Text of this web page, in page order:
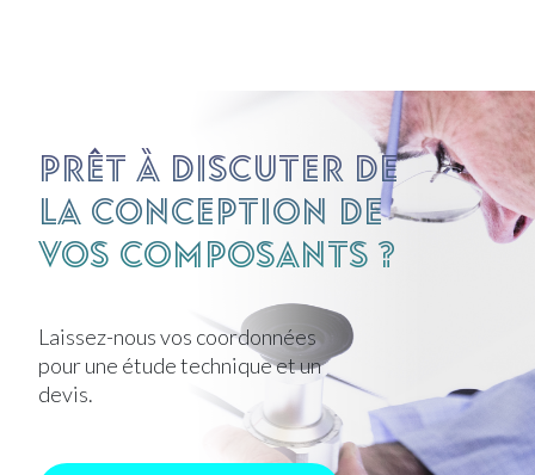
Prêt à discuter de
la conception de
vos composants ?
Laissez-nous vos coordonnées
pour une étude technique et un
devis.